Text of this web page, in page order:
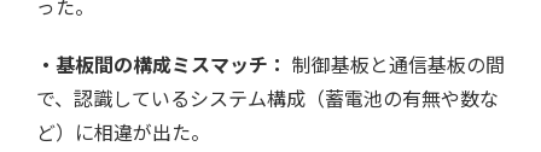
った。
・基板間の構成ミスマッチ： 制御基板と通信基板の間
で、認識しているシステム構成（蓄電池の有無や数な
ど）に相違が出た。